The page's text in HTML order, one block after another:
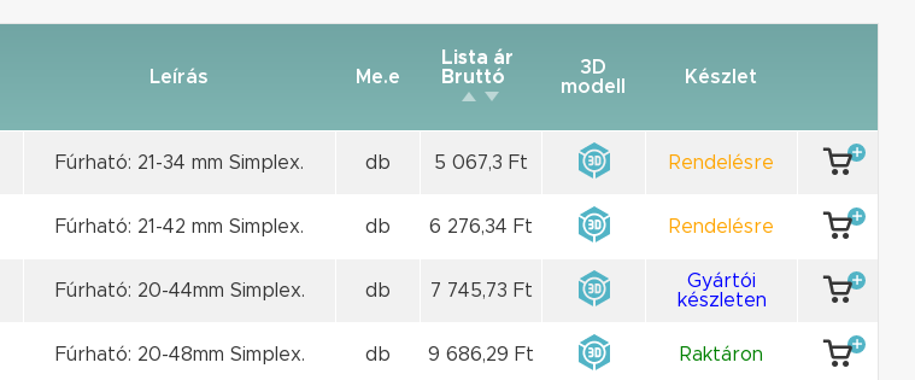
Leírás Me.e
Lista ár
Bruttó
3D
modell
Készlet
Fúrható: 21-34 mm Simplex. db 5 067,3 Ft Rendelésre
Fúrható: 21-42 mm Simplex. db 6 276,34 Ft Rendelésre
Fúrható: 20-44mm Simplex. db 7 745,73 Ft
Gyártói
készleten
Fúrható: 20-48mm Simplex. db 9 686,29 Ft Raktáron